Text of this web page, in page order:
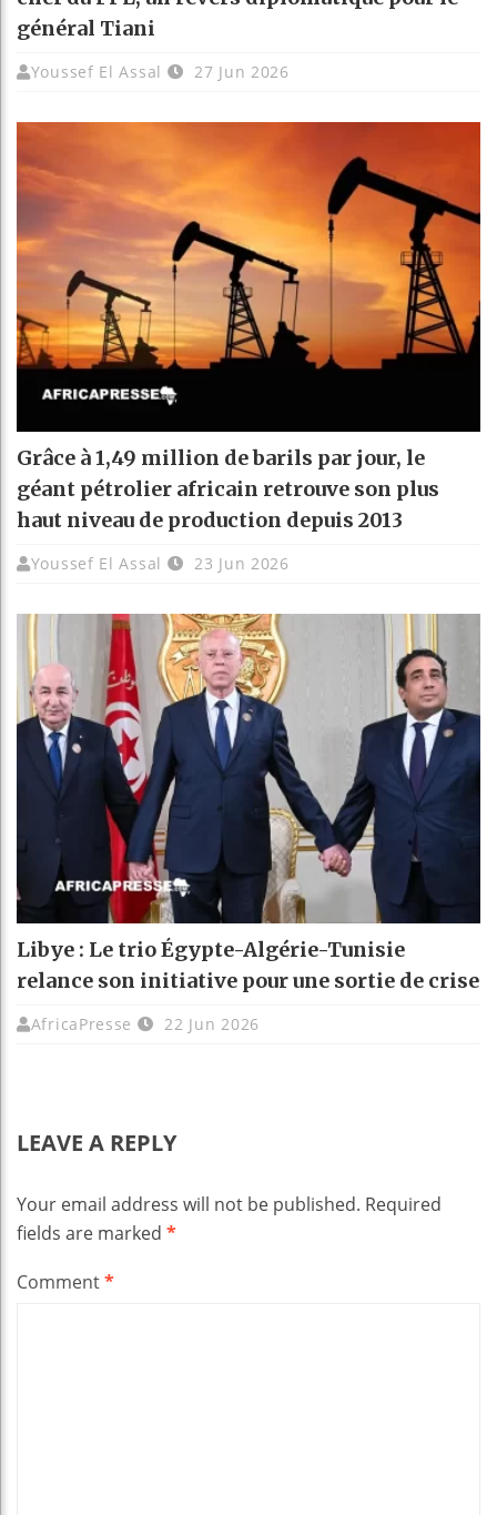
général Tiani
Youssef El Assal 27 Jun 2026
Grâce à 1,49 million de barils par jour, le
géant pétrolier africain retrouve son plus
haut niveau de production depuis 2013
Youssef El Assal 23 Jun 2026
Libye : Le trio Égypte-Algérie-Tunisie
relance son initiative pour une sortie de crise
AfricaPresse 22 Jun 2026
LEAVE A REPLY
Your email address will not be published. Required
fields are marked *
Comment*